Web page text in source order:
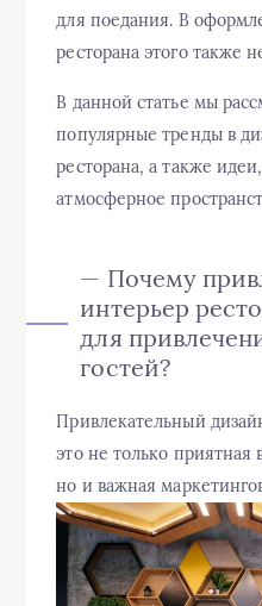
для поедания. В
ресторана этого также
В данной статье мы
популярные тренды в
ресторана, а также
атмосферное
— Почему
интерьер
для
гостей?
Привлекательный
это не только приятная
но и важная